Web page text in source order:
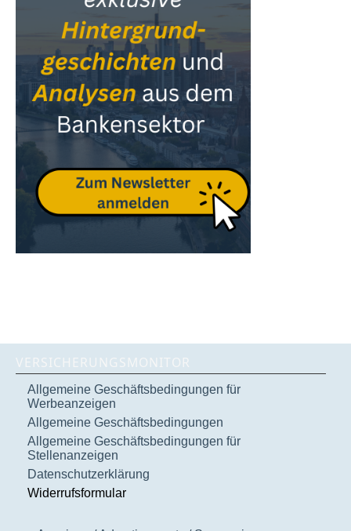
VERSICHERUNGSMONITOR
Allgemeine Geschäftsbedingungen für
Werbeanzeigen
Allgemeine Geschäftsbedingungen
Allgemeine Geschäftsbedingungen für
Stellenanzeigen
Datenschutzerklärung
Widerrufsformular